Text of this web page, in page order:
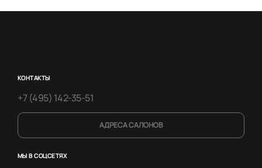
КОНТАКТЫ
+7 (495) 142-35-51
АДРЕСА САЛОНОВ
МЫ В СОЦСЕТЯХ